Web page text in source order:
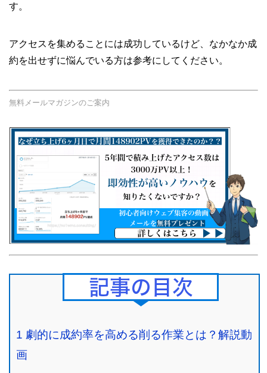
す。
アクセスを集めることには成功しているけど、なかなか成
約を出せずに悩んでいる方は参考にしてください。
無料メールマガジンのご案内
Contents
1 劇的に成約率を高める削る作業とは？解説動
画